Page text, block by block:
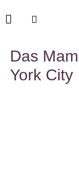
Das
York City